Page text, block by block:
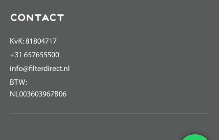
Contact
KvK: 81804717
+31 657655500
info@filterdirect.nl
BTW:
NL003603967B06